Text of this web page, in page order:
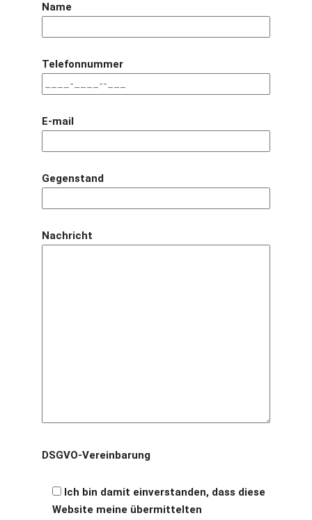
Name
Telefonnummer
E-mail
Gegenstand
Nachricht
DSGVO-Vereinbarung
Ich bin damit einverstanden, dass diese
Website meine übermittelten